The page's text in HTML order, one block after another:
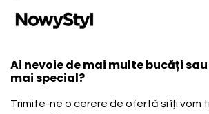
Ai nevoie de mai multe bucăți
mai special?
Trimite-ne o cerere de ofertă și îți vom